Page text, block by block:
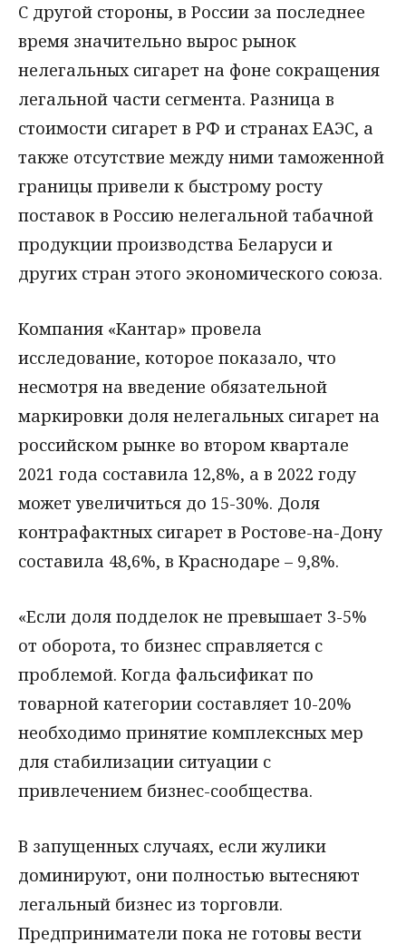
С другой стороны, в России за последнее
время значительно вырос рынок
нелегальных сигарет на фоне сокращения
легальной части сегмента. Разница в
стоимости сигарет в РФ и странах ЕАЭС, а
также отсутствие между ними таможенной
границы привели к быстрому росту
поставок в Россию нелегальной табачной
продукции производства Беларуси и
других стран этого экономического союза.
Компания «Кантар» провела
исследование, которое показало, что
несмотря на введение обязательной
маркировки доля нелегальных сигарет на
российском рынке во втором квартале
2021 года составила 12,8%, а в 2022 году
может увеличиться до 15-30%. Доля
контрафактных сигарет в Ростове-на-Дону
составила 48,6%, в Краснодаре – 9,8%.
«Если доля подделок не превышает 3-5%
от оборота, то бизнес справляется с
проблемой. Когда фальсификат по
товарной категории составляет 10-20%
необходимо принятие комплексных мер
для стабилизации ситуации с
привлечением бизнес-сообщества.
В запущенных случаях, если жулики
доминируют, они полностью вытесняют
легальный бизнес из торговли.
Предприниматели пока не готовы вести